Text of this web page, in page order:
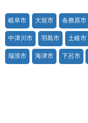
岐阜市 大垣市 各務原市
中津川市 羽島市 土岐市
瑞浪市 海津市 下呂市